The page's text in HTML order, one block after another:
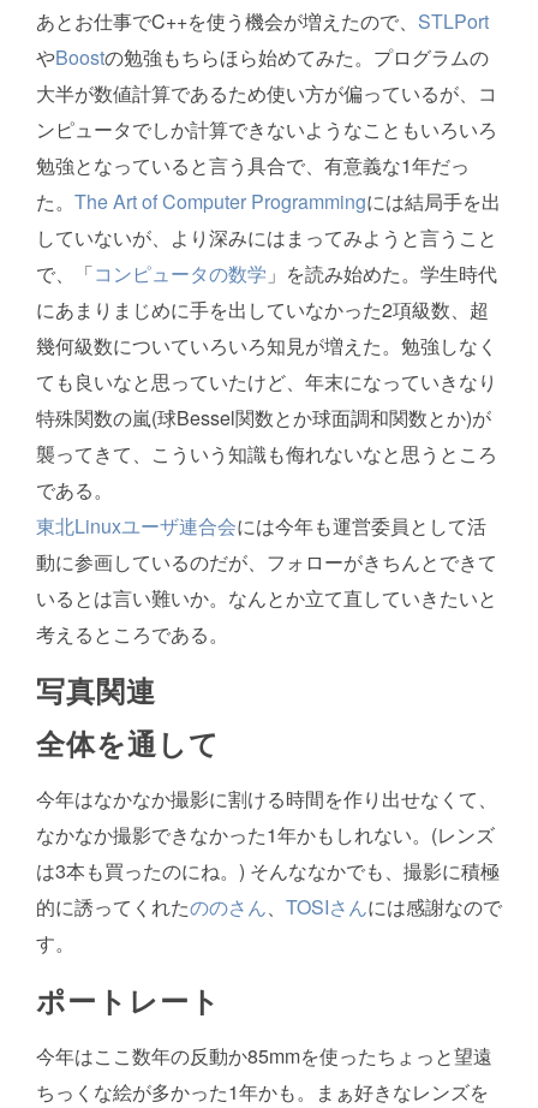
あとお仕事でC++を使う機会が増えたので、 STLPort
やBoostの勉強もちらほら始めてみた。プログラムの
大半が数値計算であるため使い方が偏っているが、コ
ンピュータでしか計算できないようなこともいろいろ
勉強となっていると言う具合で、有意義な1年だっ
た。 The Art of Computer Programmingには結局手を出
していないが、より深みにはまってみようと言うこと
で、「コンピュータの数学 」を読み始めた。学生時代
にあまりまじめに手を出していなかった2項級数、超
幾何級数についていろいろ知見が増えた。勉強しなく
ても良いなと思っていたけど、年末になっていきなり
特殊関数の嵐(球Bessel関数とか球面調和関数とか)が
襲ってきて、こういう知識も侮れないなと思うところ
である。
東北Linuxユーザ連合会には今年も運営委員として活
動に参画しているのだが、フォローがきちんとできて
いるとは言い難いか。なんとか立て直していきたいと
考えるところである。
写真関連
全体を通して
今年はなかなか撮影に割ける時間を作り出せなくて、
なかなか撮影できなかった1年かもしれない。(レンズ
は3本も買ったのにね。) そんななかでも、撮影に積極
的に誘ってくれたののさん、 TOSIさんには感謝なので
す。
ポートレート
今年はここ数年の反動か85mmを使ったちょっと望遠
ちっくな絵が多かった1年かも。まぁ好きなレンズを